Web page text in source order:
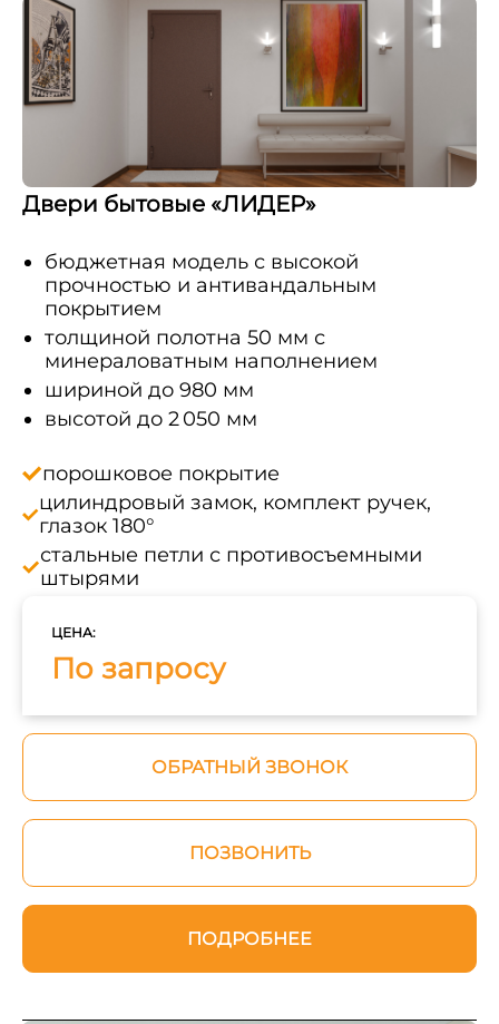
Двери бытовые «ЛИДЕР»
бюджетная модель с высокой
прочностью и антивандальным
покрытием
толщиной полотна 50 мм с
минераловатным наполнением
шириной до 980 мм
высотой до 2 050 мм
порошковое покрытие
цилиндровый замок, комплект ручек,
глазок 180°
стальные петли с противосъемными
штырями
ЦЕНА:
По запросу
ОБРАТНЫЙ ЗВОНОК
ПОЗВОНИТЬ
ПОДРОБНЕЕ